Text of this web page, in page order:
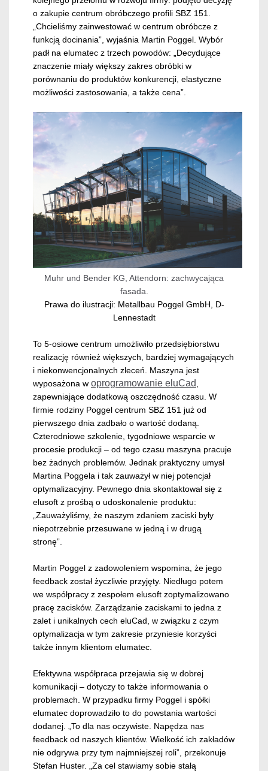
o zakupie centrum obróbczego profili SBZ 151.
„Chcieliśmy zainwestować w centrum obróbcze z
funkcją docinania”, wyjaśnia Martin Poggel. Wybór
padł na elumatec z trzech powodów: „Decydujące
znaczenie miały większy zakres obróbki w
porównaniu do produktów konkurencji, elastyczne
możliwości zastosowania, a także cena”.
Muhr und Bender KG, Attendorn: zachwycająca
fasada.
Prawa do ilustracji: Metallbau Poggel GmbH, D-
Lennestadt
To 5-osiowe centrum umożliwiło przedsiębiorstwu
realizację również większych, bardziej wymagających
i niekonwencjonalnych zleceń. Maszyna jest
wyposażona w oprogramowanie eluCad
zapewniające dodatkową oszczędność czasu. W
firmie rodziny Poggel centrum SBZ 151 już od
pierwszego dnia zadbało o wartość dodaną.
Czterodniowe szkolenie, tygodniowe wsparcie w
procesie produkcji – od tego czasu maszyna pracuje
bez żadnych problemów. Jednak praktyczny umysł
Martina Poggela i tak zauważył w niej potencjał
optymalizacyjny. Pewnego dnia skontaktował się z
elusoft z prośbą o udoskonalenie produktu:
„Zauważyliśmy, że naszym zdaniem zaciski były
niepotrzebnie przesuwane w jedną i w drugą
stronę”.
Martin Poggel z zadowoleniem wspomina, że jego
feedback został życzliwie przyjęty. Niedługo potem
we współpracy z zespołem elusoft zoptymalizowano
pracę zacisków. Zarządzanie zaciskami to jedna z
zalet i unikalnych cech eluCad, w związku z czym
optymalizacja w tym zakresie przyniesie korzyści
także innym klientom elumatec.
Efektywna współpraca przejawia się w dobrej
komunikacji – dotyczy to także informowania o
problemach. W przypadku firmy Poggel i spółki
elumatec doprowadziło to do powstania wartości
dodanej. „To dla nas oczywiste. Napędza nas
feedback od naszych klientów. Wielkość ich zakładów
nie odgrywa przy tym najmniejszej roli”, przekonuje
Stefan Huster. „Za cel stawiamy sobie stałą